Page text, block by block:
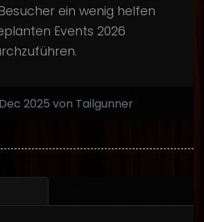
ein wenig helfen
Events 2026
2025 von Tailgunner